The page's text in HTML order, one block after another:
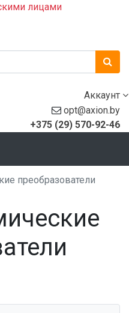
лицами
Аккаунт
opt@axion.by
+375 (29) 570-92-46
преобразователи